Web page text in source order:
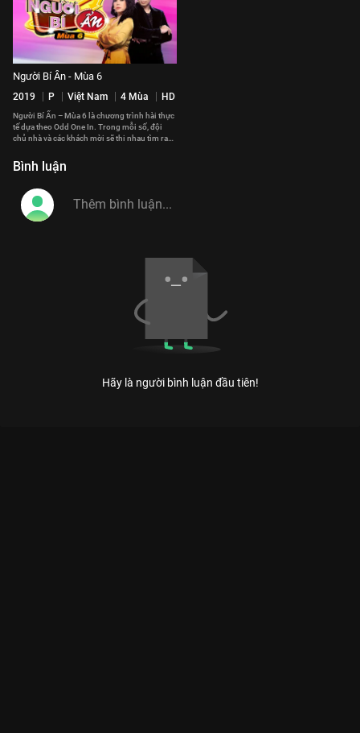
Người Bí Ẩn - Mùa 6
2019 P Việt Nam 4 Mùa HD
Người Bí Ẩn – Mùa 6 là chương trình hài thực
tế dựa theo Odd One In. Trong mỗi số, đội
chủ nhà và các khách mời sẽ thi nhau tìm ra
Bình luận
Hãy là người bình luận đầu tiên!